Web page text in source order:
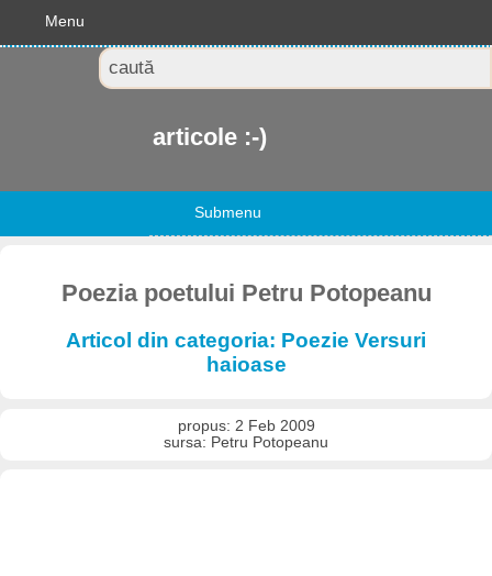
Menu
articole :-)
Submenu
Poezia poetului Petru Potopeanu
Articol din categoria: Poezie Versuri
haioase
propus: 2 Feb 2009
sursa: Petru Potopeanu